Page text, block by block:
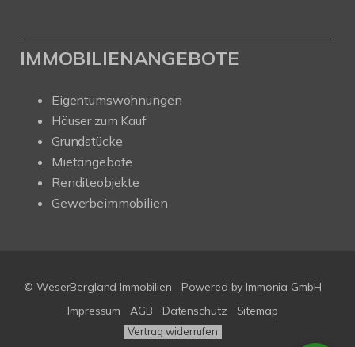
IMMOBILIENANGEBOTE
Eigentumswohnungen
Häuser zum Kauf
Grundstücke
Mietangebote
Renditeobjekte
Gewerbeimmobilien
© WeserBergland Immobilien Powered by Immonia GmbH
Impressum
AGB Datenschutz Sitemap
Vertrag widerrufen